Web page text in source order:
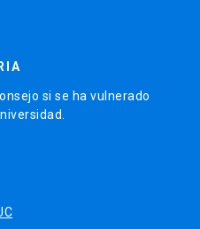
si se ha vulnerado